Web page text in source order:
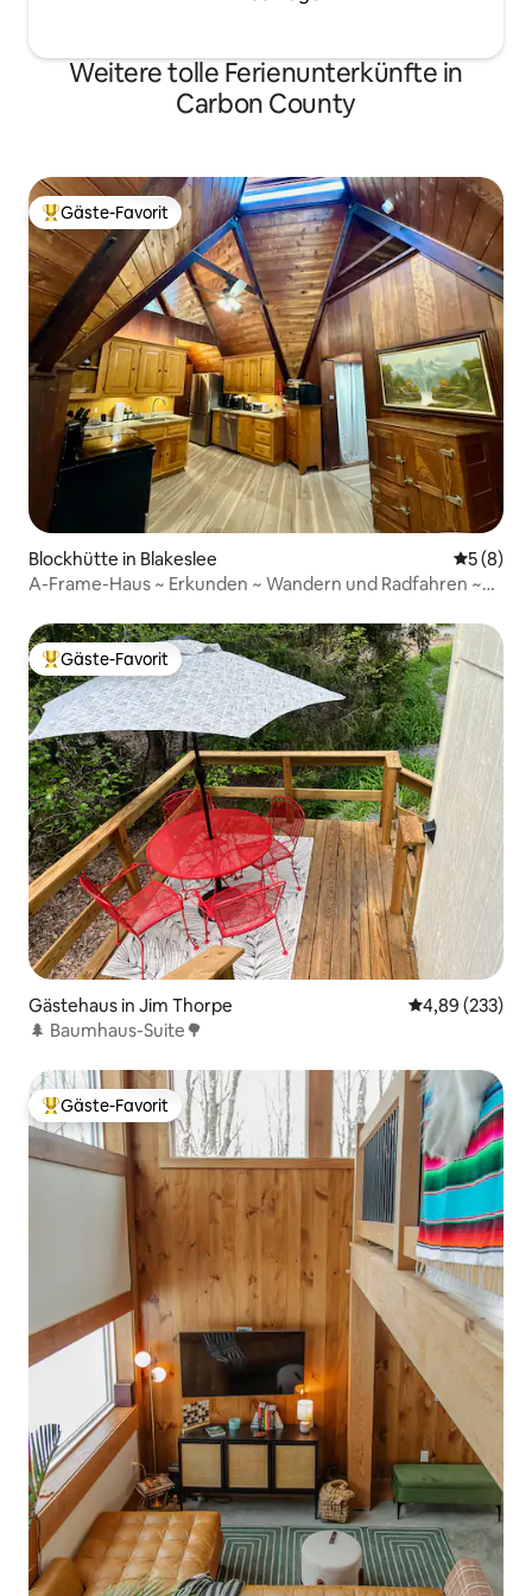
Weitere tolle Ferienunterkünfte in
Carbon County
Beliebter Gäste-Favorit.
Gäste-Favorit
Blockhütte in Blakeslee
5 (8)
A-Frame-Haus ~ Erkunden ~ Wandern und Radfahren ~
Beliebter Gäste-Favorit.
Gäste-Favorit
Gästehaus in Jim Thorpe
4,89 (233)
🌲 Baumhaus-Suite🌳
Beliebter Gäste-Favorit.
Gäste-Favorit